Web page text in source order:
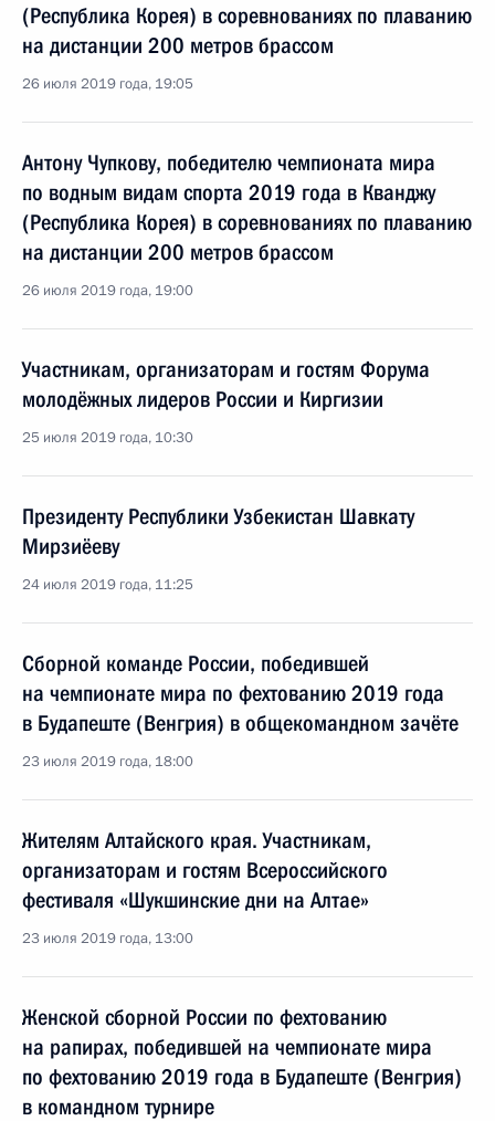
(Республика Корея) в соревнованиях по плаванию
на дистанции 200 метров брассом
26 июля 2019 года, 19:05
Антону Чупкову, победителю чемпионата мира
по водным видам спорта 2019 года в Кванджу
(Республика Корея) в соревнованиях по плаванию
на дистанции 200 метров брассом
26 июля 2019 года, 19:00
Участникам, организаторам и гостям Форума
молодёжных лидеров России и Киргизии
25 июля 2019 года, 10:30
Президенту Республики Узбекистан Шавкату
Мирзиёеву
24 июля 2019 года, 11:25
Сборной команде России, победившей
на чемпионате мира по фехтованию 2019 года
в Будапеште (Венгрия) в общекомандном зачёте
23 июля 2019 года, 18:00
Жителям Алтайского края. Участникам,
организаторам и гостям Всероссийского
фестиваля «Шукшинские дни на Алтае»
23 июля 2019 года, 13:00
Женской сборной России по фехтованию
на рапирах, победившей на чемпионате мира
по фехтованию 2019 года в Будапеште (Венгрия)
в командном турнире